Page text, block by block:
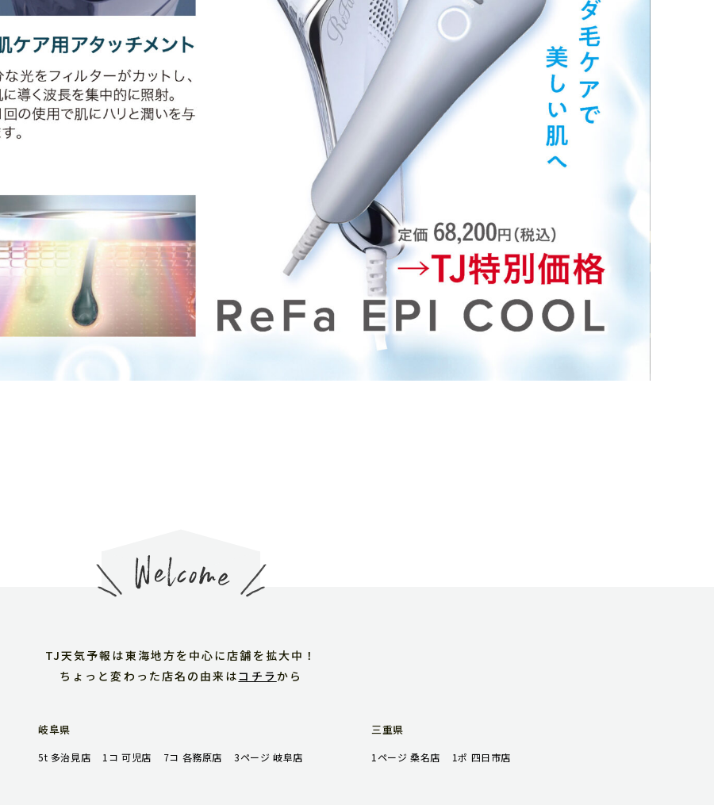
ご予約はこちら
TJ天気予報は東海地方を中心に店舗を拡大中！
ちょっと変わった店名の由来はコチラ から
岐阜県
5t 多治見店 1コ 可児店 7コ 各務原店 3ページ 岐阜店
三重県
1ページ 桑名店 1ポ 四日市店